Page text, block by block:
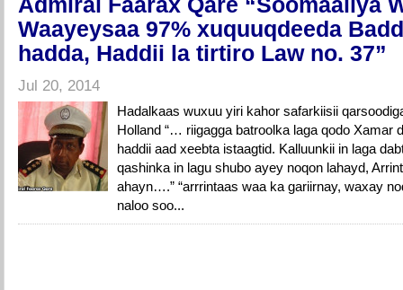
Admiral Faarax Qare “Soomaaliya
Waayeysaa 97% xuquuqdeeda
hadda, Haddii la tirtiro Law no. 37”
Jul 20, 2014
Hadalkaas wuxuu yiri kahor safarkiisii
Holland “… riigagga batroolka laga qodo Xamar
haddii aad xeebta istaagtid. Kalluunkii in laga
qashinka in lagu shubo ayey noqon lahayd,
ahayn….” “arrrintaas waa ka gariirnay, waxay
naloo soo...